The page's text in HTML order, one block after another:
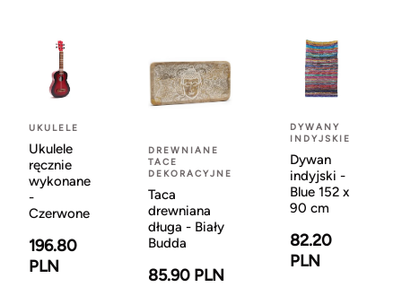
UKULELE
Ukulele
ręcznie
wykonane
-
Czerwone
196.80
PLN
DREWNIANE
TACE
DEKORACYJNE
Taca
drewniana
długa - Biały
Budda
85.90 PLN
DYWANY
INDYJSKIE
Dywan
indyjski -
Blue 152 x
90 cm
82.20
PLN